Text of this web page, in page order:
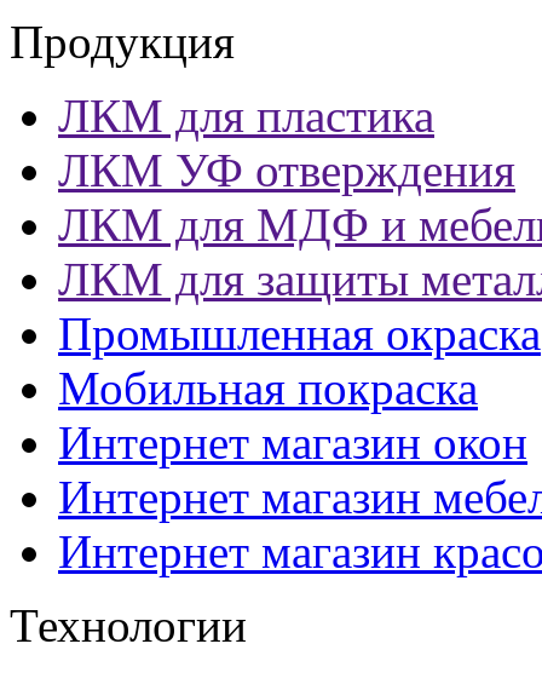
Продукция
ЛКМ для пластика
ЛКМ УФ отверждения
ЛКМ для МДФ и
ЛКМ для защиты
Промышленная окраска
Мобильная покраска
Интернет магазин окон
Интернет магазин
Интернет магазин
Технологии